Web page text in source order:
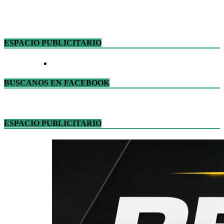
ESPACIO PUBLICITARIO
BUSCANOS EN FACEBOOK
ESPACIO PUBLICITARIO